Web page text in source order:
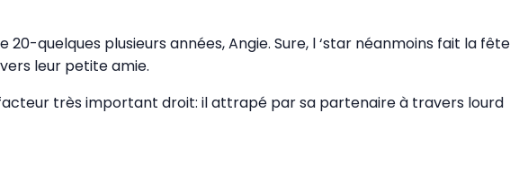
quelques plusieurs années, Angie. Sure, l ‘star néanmoins fait la fête
leur petite amie.
très important droit: il attrapé par sa partenaire à travers lourd